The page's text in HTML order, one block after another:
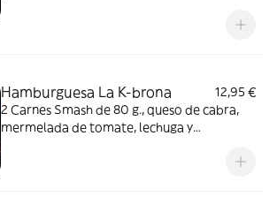
tomate y pepinillos. Esto es una burger de
Hamburguesa La K-brona
12,95 €
2 Carnes Smash de 80 g., queso de cabra,
mermelada de tomate, lechuga y